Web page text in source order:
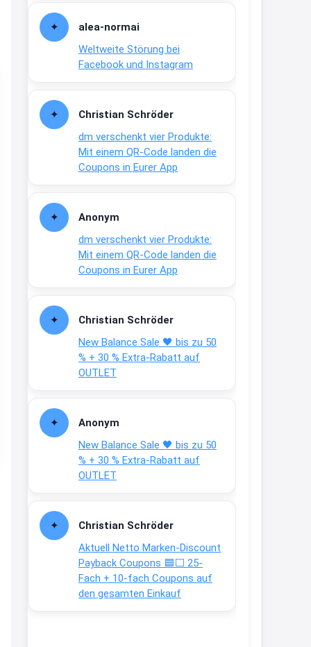
alea-normai
Weltweite Störung bei
Facebook und Instagram
Christian Schröder
dm verschenkt vier Produkte:
Mit einem QR-Code landen die
Coupons in Eurer App
Anonym
dm verschenkt vier Produkte:
Mit einem QR-Code landen die
Coupons in Eurer App
Christian Schröder
New Balance Sale 🖤 bis zu 50
% + 30 % Extra-Rabatt auf
OUTLET
Anonym
New Balance Sale 🖤 bis zu 50
% + 30 % Extra-Rabatt auf
OUTLET
Christian Schröder
Aktuell Netto Marken-Discount
Payback Coupons 🟦⬜ 25-
Fach + 10-fach Coupons auf
den gesamten Einkauf
↩
www.meineapotheke.de/
2:19
↩
Joachim
www.linda.de/vorteile/coupons/...
2:21
↩
Gratis Hitzewarn-Aufkleber /
verfärbt sich ab 28 Grad /siehe
Text weiter unten
shop.bioeg.de/aufkleber-
achtun...
↩
Joachim
Gratis personalisierte 7-Tage
Ration Micronährstoffe/ Vitamine
↩
Joachim